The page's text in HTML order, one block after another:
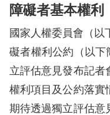
本
最
新
消
息
障礙者基本權利
國家人權委員會（以
礙者權利公約（以下
立評估意見發布記者
權利項目及公約落實
期待透過獨立評估意